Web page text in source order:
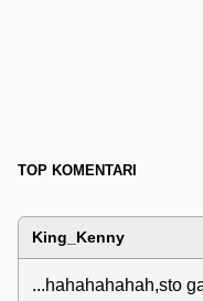
TOP KOMENTARI
King_Kenny
...hahahahahah,sto